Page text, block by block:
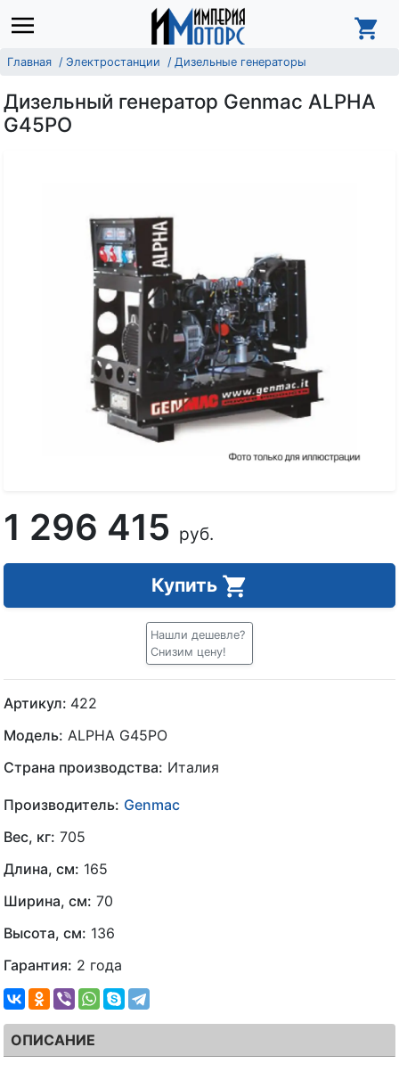
Главная Электростанции Дизельные генераторы
Дизельный генератор Genmac ALPHA
G45PO
1 296 415 руб.
Купить
Нашли дешевле?
Снизим цену!
Артикул: 422
Модель: ALPHA G45PO
Страна производства: Италия
Производитель: Genmac
Вес, кг: 705
Длина, см: 165
Ширина, см: 70
Высота, см: 136
Гарантия: 2 года
ОПИСАНИЕ